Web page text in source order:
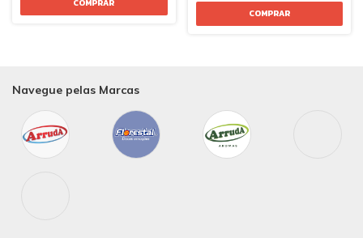
Navegue pelas Marcas